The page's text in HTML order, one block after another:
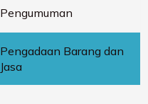
Pengumuman
Pengadaan Barang dan
Jasa